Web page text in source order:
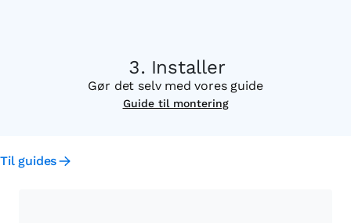
Installer
Gør det selv med vores guide
Guide til montering
Til guides